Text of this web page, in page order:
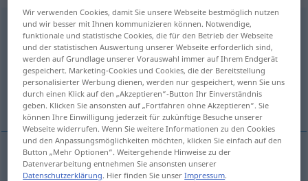
Putzfrau f
Übersicht aller Übersetzungen
(Für mehr Details die Übersetzung anklicken/antippen)
femeie de serviciu
femeiefdeserviciu Putzfrau
Wir verwenden Cookies, damit Sie unsere Webseite bestmöglich nutzen
und wir besser mit Ihnen kommunizieren können. Notwendige,
funktionale und statistische Cookies, die für den Betrieb der Webseite
und der statistischen Auswertung unserer Webseite erforderlich sind,
werden auf Grundlage unserer Vorauswahl immer auf Ihrem Endgerät
gespeichert. Marketing-Cookies und Cookies, die der Bereitstellung
personalisierter Werbung dienen, werden nur gespeichert, wenn Sie uns
durch einen Klick auf den „Akzeptieren“-Button Ihr Einverständnis
geben. Klicken Sie ansonsten auf „Fortfahren ohne Akzeptieren“. Sie
können Ihre Einwilligung jederzeit für zukünftige Besuche unserer
Webseite widerrufen. Wenn Sie weitere Informationen zu den Cookies
und den Anpassungsmöglichkeiten möchten, klicken Sie einfach auf den
Button „Mehr Optionen“. Weitergehende Hinweise zu der
Datenverarbeitung entnehmen Sie ansonsten unserer
Datenschutzerklärung. Hier finden Sie unserImpressum.